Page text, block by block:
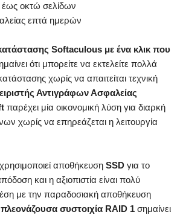
έως οκτώ σελίδων
επτά ημερών
Softaculous με ένα κλικ που
ότι μπορείτε να εκτελείτε πολλά
χωρίς να απαιτείται τεχνική
Αντιγράφων Ασφαλείας
παρέχει μία οικονομική λύση για διαρκή
χωρίς να επηρεάζεται η λειτουργία
αποθήκευση SSD για το
και η αξιοπιστία είναι πολύ
με την παραδοσιακή αποθήκευση
συστοιχία RAID 1 σημαίνει